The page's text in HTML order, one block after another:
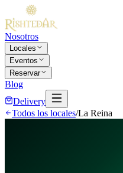
Nosotros
Locales
Eventos
Reservar
Blog
Delivery
Todos los locales/La Reina